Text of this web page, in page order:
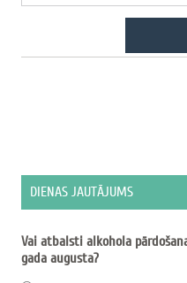
DIENAS JAUTĀJUMS
Vai atbalsti alkohola
gada augusta?